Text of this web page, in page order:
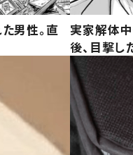
男性。直
実家解体
後、目撃し